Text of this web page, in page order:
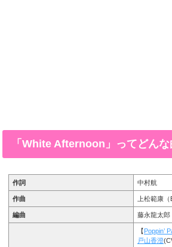
「White Afternoon」ってどんな
作詞 中村航
作曲 上松範康
編曲 藤永龍太郎
【Poppin’
戸山香澄